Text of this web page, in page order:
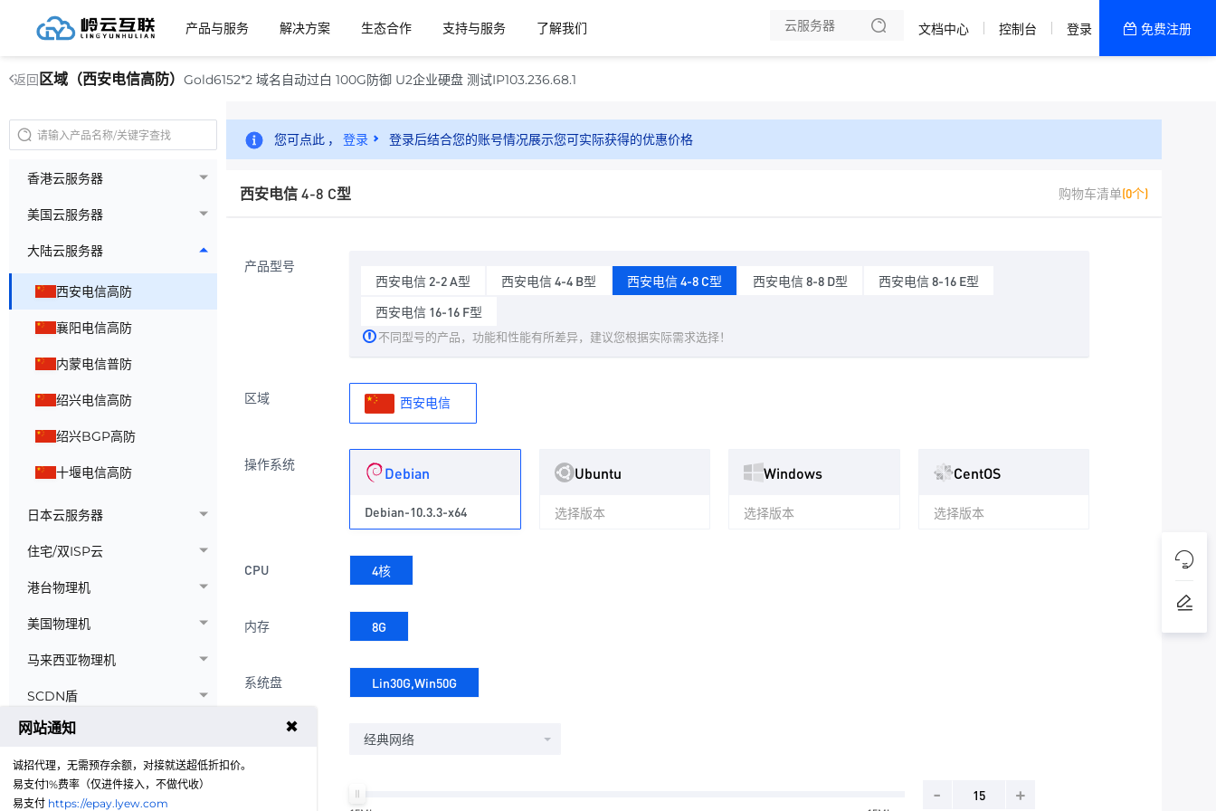
产品与服务 解决方案 生态合作 支持与服务
了解我们
文档中心 控制台 登录 免费注册
返回 区域（西安电信高防） Gold6152*2 域名自动过白 100G防御 U2企业硬盘 测试IP103.236.68.1
香港云服务器
美国云服务器
大陆云服务器
西安电信高防
襄阳电信高防
内蒙电信普防
绍兴电信高防
绍兴BGP高防
十堰电信高防
日本云服务器
住宅/双ISP云
港台物理机
美国物理机
马来西亚物理机
SCDN盾
代理加盟
技术支持
您可点此 ， 登录 登录后结合您的账号情况展示您可实际获得的优惠价格
西安电信 4-8 C型 购物车清单(0个)
产品型号
西安电信 2-2 A型
西安电信 4-4 B型 西安电信 4-8 C型 西安电信 8-8 D型
西安电信 8-16 E型
西安电信 16-16 F型
不同型号的产品，功能和性能有所差异，建议您根据实际需求选择！
区域 西安电信
操作系统 Debian
Debian-10.3.3-x64
Ubuntu
选择版本
Windows
选择版本
CentOS
选择版本
CPU 4核
内存 8G
系统盘 Lin30G,Win50G
经典网络
- +
网站通知 ✖
诚招代理，无需预存余额，对接就送超低折扣价。
易支付1%费率（仅进件接入，不做代收）
易支付 https://epay.lyew.com